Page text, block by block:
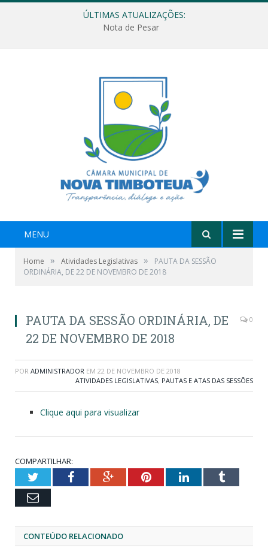
ÚLTIMAS ATUALIZAÇÕES:
Nota de Pesar
MENU
Home » Atividades Legislativas »
PAUTA DA SESSÃO
ORDINÁRIA, DE 22 DE NOVEMBRO DE 2018
PAUTA DA SESSÃO ORDINÁRIA, DE
22 DE NOVEMBRO DE 2018
0
POR ADMINISTRADOR EM 22 DE NOVEMBRO DE 2018
ATIVIDADES LEGISLATIVAS, PAUTAS E ATAS DAS SESSÕES
Clique aqui para visualizar
COMPARTILHAR:
TwitterFacebookGoogle+PinterestLinkedInTumblr
Email
CONTEÚDO RELACIONADO